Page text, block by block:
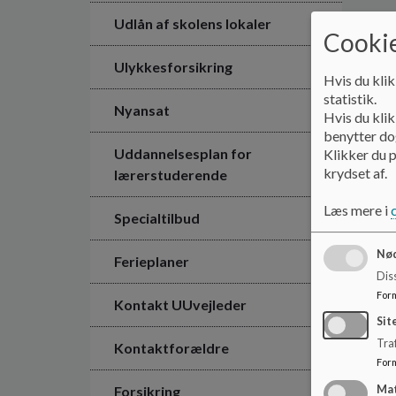
Udlån af skolens lokaler
Ulykkesforsikring
Nyansat
Uddannelsesplan for
lærerstuderende
Specialtilbud
Ferieplaner
Kontakt UUvejleder
Kontaktforældre
Forsikring
Hvis du
statistik.
Hvis du
benytter
Klikker du
krydset af.
Læs mere i